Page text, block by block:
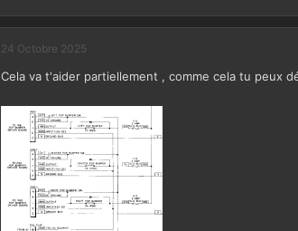
24 Octobre 2025
Cela va t'aider partiellement , comme cela tu peux